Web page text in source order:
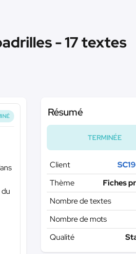
- 17 textes
Résumé
TERMINÉE
Client
Thème
Fiches
Nombre de textes
Nombre de mots
Qualité